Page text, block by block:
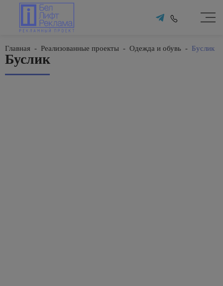
Главная - Реализованные проекты - Одежда и обувь - Буслик
Буслик